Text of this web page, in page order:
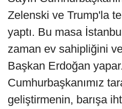
Zelenski ve Trump'la
yaptı. Bu masa
zaman ev sahipliğini ve
Başkan Erdoğan
Cumhurbaşkanımız
geliştirmenin, barışa